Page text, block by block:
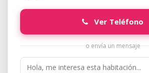
Ver Teléfono
o envía un mensaje